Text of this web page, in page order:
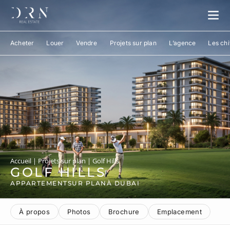
Acheter Louer Vendre Projets sur plan L’agence Les
Accueil | Projets sur plan | Golf Hills
GOLF HILLS
APPARTEMENTSUR PLANÀ DUBAI
À propos Photos Brochure Emplacement